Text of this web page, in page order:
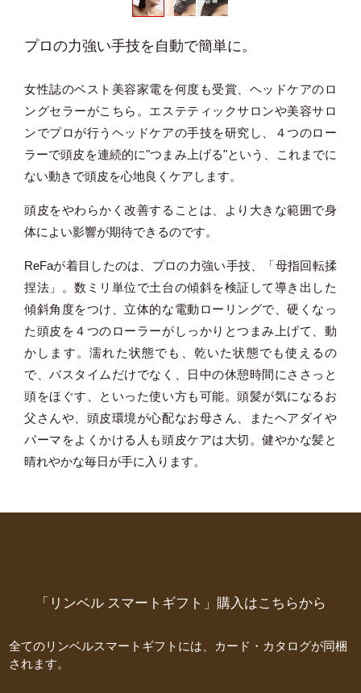
プロの力強い手技を自動で簡単に。
女性誌のベスト美容家電を何度も受賞、ヘッドケアのロ
ングセラーがこちら。エステティックサロンや美容サロ
ンでプロが行うヘッドケアの手技を研究し、４つのロー
ラーで頭皮を連続的に"つまみ上げる"という、これまでに
ない動きで頭皮を心地良くケアします。
頭皮をやわらかく改善することは、より大きな範囲で身
体によい影響が期待できるのです。
ReFaが着目したのは、プロの力強い手技、「母指回転揉
捏法」。数ミリ単位で土台の傾斜を検証して導き出した
傾斜角度をつけ、立体的な電動ローリングで、硬くなっ
た頭皮を４つのローラーがしっかりとつまみ上げて、動
かします。濡れた状態でも、乾いた状態でも使えるの
で、バスタイムだけでなく、日中の休憩時間にささっと
頭をほぐす、といった使い方も可能。頭髪が気になるお
父さんや、頭皮環境が心配なお母さん、またヘアダイや
パーマをよくかける人も頭皮ケアは大切。健やかな髪と
晴れやかな毎日が手に入ります。
「リンベル スマートギフト」購入はこちらから
全てのリンベルスマートギフトには、カード・カタログが同梱
されます。